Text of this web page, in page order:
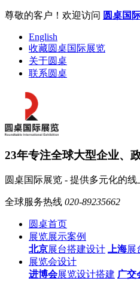
尊敬的客户！欢迎访问 圆桌国
English
收藏圆桌国际展览
关于圆桌
联系圆桌
23年专注全球大型企业、
圆桌国际展览 - 提供多元化的
全球服务热线 020-89235662
圆桌首页
展览展示案例
北京展台搭建设计 上海展
展览会设计
进博会展览设计搭建 广交